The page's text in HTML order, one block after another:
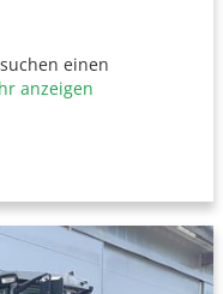
einen
anzeigen